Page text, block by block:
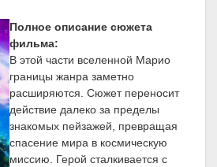
Полное описание сюжета
фильма:
В этой части вселенной Марио
границы жанра заметно
расширяются. Сюжет переносит
действие далеко за пределы
знакомых пейзажей, превращая
спасение мира в космическую
миссию. Герой сталкивается с